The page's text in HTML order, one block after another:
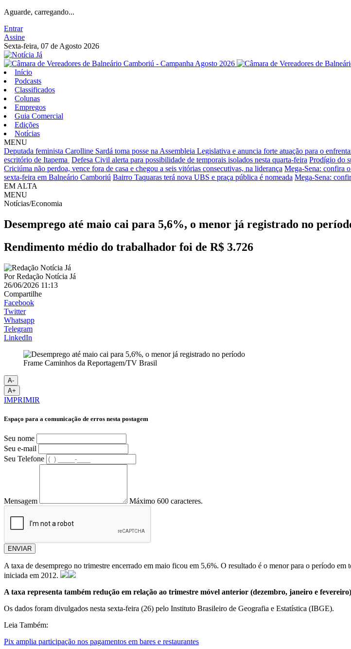
Aguarde, carregando...
Entrar
Assine
Sexta-feira, 07 de Agosto 2026
Início
Podcasts
Classificados
Colunas
Empregos
Guia Comercial
Edições
Notícias
MENU
Deputada feminista Carolline Sardá toma posse na Assembleia Legislativa e anuncia forte atuação para o
escritório de Itapema Defesa Civil alerta para possibilidade de temporais isolados nesta quarta-feira Prodígio do
Criciúma não perdoa, vence fora de casa e chegou a seis vitórias consecutivas, na liderança Mega-Sena: confira
sexta-feira em Balneário Camboriú Bairro Taquaras terá nova UBS e praça pública é nomeada Mega-Sena:
EM ALTA
MENU
Notícias/Economia
Desemprego até maio cai para 5,6%, o menor já registrado no
Rendimento médio do trabalhador foi de R$ 3.726
PorRedação Notícia Já
26/06/2026 11:13
Compartilhe
Facebook
Twitter
Whatsapp
Telegram
LinkedIn
Frame Caminhos da Reportagem/TV Brasil
A-
A+
IMPRIMIR
Espaço para a comunicação de erros nesta postagem
Seu nome
Seu e-mail
Seu Telefone
Mensagem Máximo 600 caracteres.
ENVIAR
A taxa de desemprego no trimestre encerrado em maio ficou em 5,6%. O resultado é o menor para o período em
iniciada em 2012.
A taxa representa também redução em relação ao trimestre móvel anterior (dezembro, janeiro e
Os dados foram divulgados nesta sexta-feira (26) pelo Instituto Brasileiro de Geografia e Estatística (IBGE).
Leia Também:
Pix amplia participação nos pagamentos em bares e restaurantes